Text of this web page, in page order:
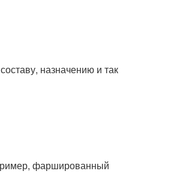
назначению и так
фаршированный